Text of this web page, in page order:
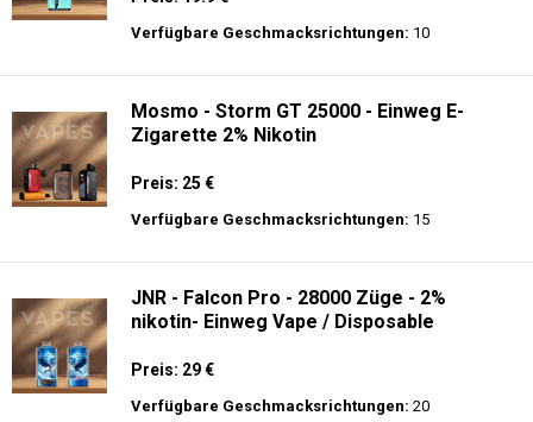
Verfügbare Geschmacksrichtungen: 10
Mosmo - Storm GT 25000 - Einweg E-
Zigarette 2% Nikotin
Preis: 25 €
Verfügbare Geschmacksrichtungen: 15
JNR - Falcon Pro - 28000 Züge - 2%
nikotin- Einweg Vape / Disposable
Preis: 29 €
Verfügbare Geschmacksrichtungen: 20